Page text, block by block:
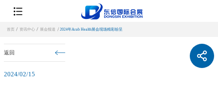
首页 资讯中心 展会报道 2024年Arab Health展会现场精彩纷呈
返回
2024/02/15